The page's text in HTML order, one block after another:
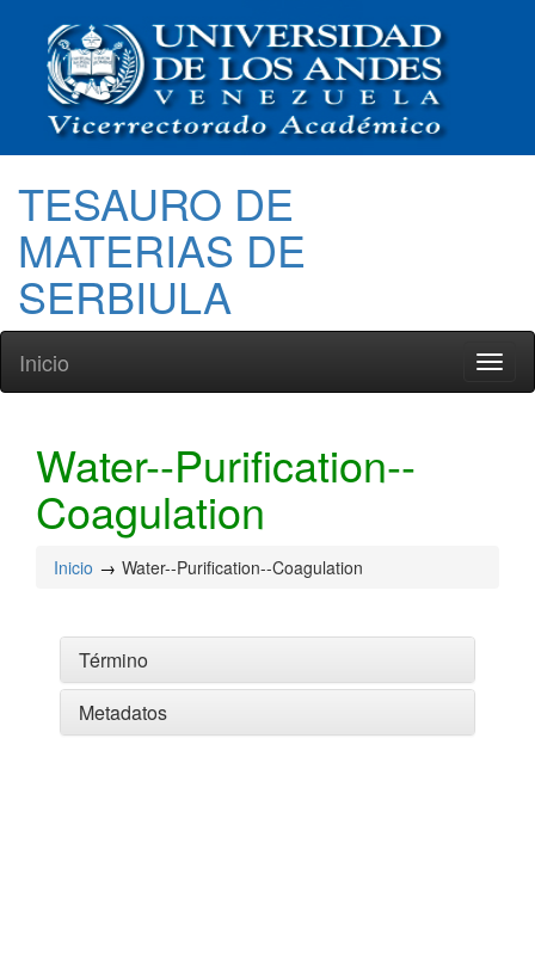
TESAURO DE
MATERIAS DE
SERBIULA
Inicio
Water--Purification--
Coagulation
Inicio Water--Purification--Coagulation
Término
Metadatos